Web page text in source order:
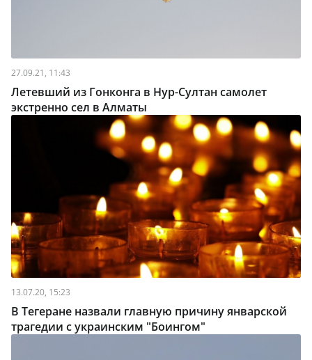
27.09.21, 11:43
Летевший из Гонконга в Нур-Султан самолет
экстренно сел в Алматы
13.07.20, 15:23
В Тегеране назвали главную причину январской
трагедии с украинским "Боингом"